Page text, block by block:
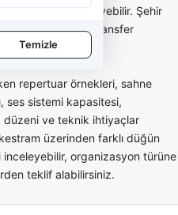
Temizle
fiyatı etkileyebilir. Şehir
konaklama ve transfer
edilmelidir.
repertuar örnekleri, sahne
ses sistemi kapasitesi,
düzeni ve teknik ihtiyaçlar
üzerinden farklı düğün
inceleyebilir, organizasyon türüne
teklif alabilirsiniz.